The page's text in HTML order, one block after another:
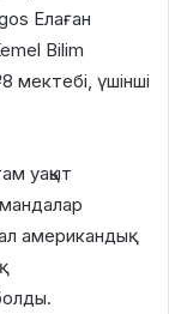
Елаған
Bilim
үшінші
уақыт
американдық